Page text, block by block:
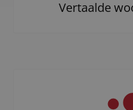
Vertaalde